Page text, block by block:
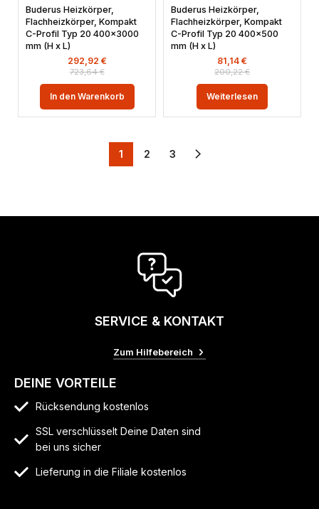
Buderus Heizkörper,
Flachheizkörper, Kompakt
C-Profil Typ 20 400×3000
mm (H x L)
723,64€
292,92 €
In den Warenkorb
Buderus Heizkörper,
Flachheizkörper, Kompakt
C-Profil Typ 20 400×500
mm (H x L)
200,22€
81,14 €
Weiterlesen
1 2 3
SERVICE & KONTAKT
Zum Hilfebereich
DEINE VORTEILE
Rücksendung kostenlos
SSL verschlüsselt Deine Daten sind
bei uns sicher
Lieferung in die Filiale kostenlos